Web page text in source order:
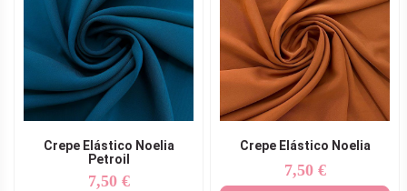
Crepe Elástico Noelia
Petroil
Precio
7,50 €
Crepe Elástico Noelia
Precio
7,50 €